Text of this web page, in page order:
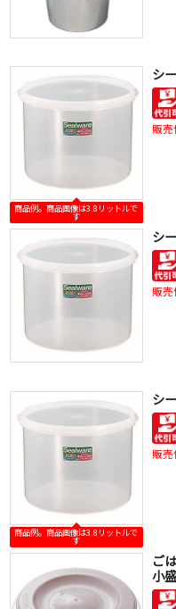
商品例。商品画像は3.8リットルで
す
シ
販売
シ
販売
商品例。商品画像は3.8リットルで
す
シ
販売
ご
小盛